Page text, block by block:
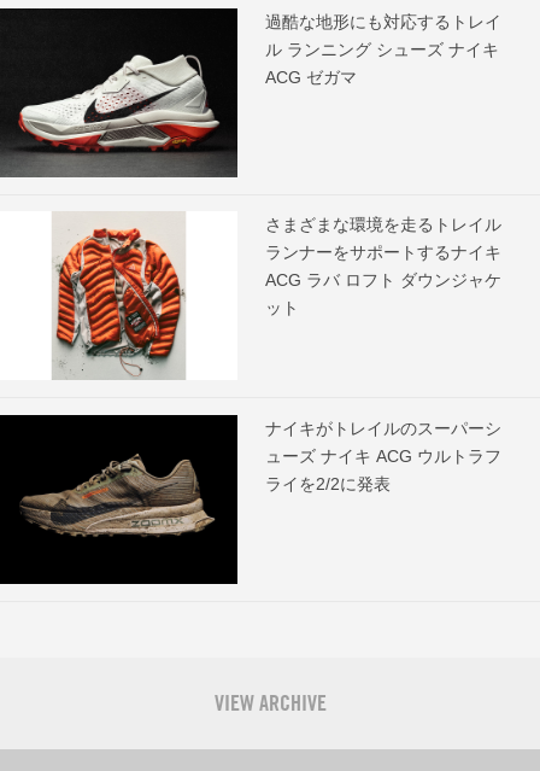
過酷な地形にも対応するトレイ
ル ランニング シューズ ナイキ
ACG ゼガマ
さまざまな環境を走るトレイル
ランナーをサポートするナイキ
ACG ラバ ロフト ダウンジャケ
ット
ナイキがトレイルのスーパーシ
ューズ ナイキ ACG ウルトラフ
ライを2/2に発表
VIEW ARCHIVE